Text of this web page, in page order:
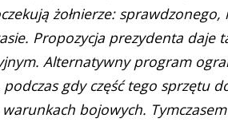
żołnierze:
Propozycja prezydenta daje
Alternatywny program
gdy część tego sprzętu
bojowych.